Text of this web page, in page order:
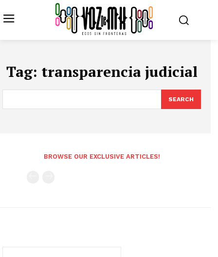
Tag: transparencia judicial
SEARCH
BROWSE OUR EXCLUSIVE ARTICLES!